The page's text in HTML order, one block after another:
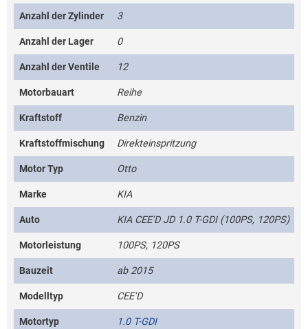
Anzahl der Zylinder 3
Anzahl der Lager 0
Anzahl der Ventile 12
Motorbauart Reihe
Kraftstoff Benzin
Kraftstoffmischung Direkteinspritzung
Motor Typ Otto
Marke KIA
Auto KIA CEE'D JD 1.0 T-GDI (100PS, 120PS)
Motorleistung 100PS, 120PS
Bauzeit ab 2015
Modelltyp CEE'D
Motortyp 1.0 T-GDI